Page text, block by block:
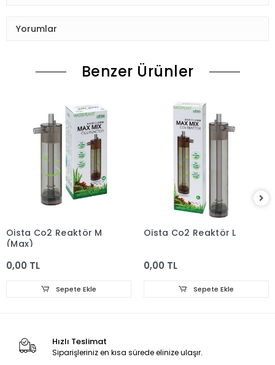
Yorumlar
Benzer Ürünler
Oista Co2 Reaktör M
(Max)
0,00 TL
Sepete Ekle
Oista Co2 Reaktör L
0,00 TL
Sepete Ekle
Hızlı Teslimat
Siparişleriniz en kısa sürede elinize ulaşır.